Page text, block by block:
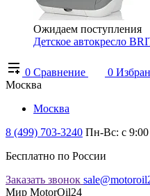
Ожидаем поступления
Детское автокресло
0 Сравнение 0
Москва
Москва
8 (499) 703-3240 Пн-Вс: с 9:00
Бесплатно по России
Заказать звонок
Мир MotorOil24